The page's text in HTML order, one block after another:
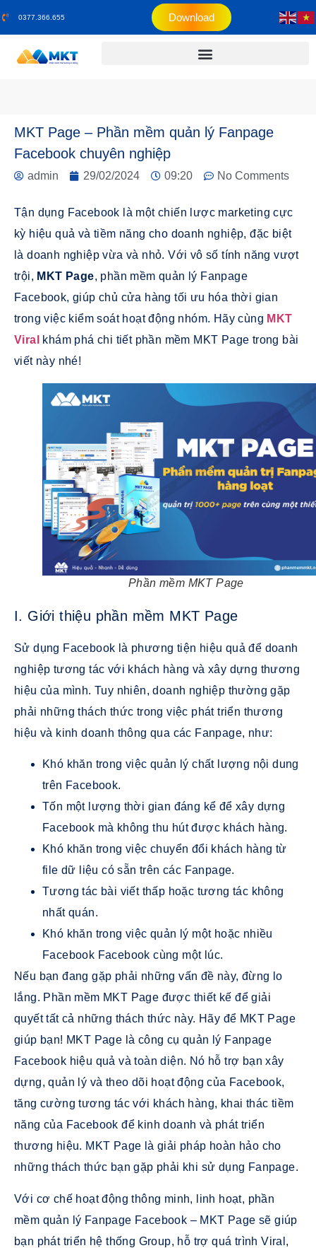
0377.366.655 Download
MKT Page – Phần mềm quản lý Fanpage
Facebook chuyên nghiệp
admin 29/02/2024 09:20 No Comments
Tận dụng Facebook là một chiến lược marketing cực
kỳ hiệu quả và tiềm năng cho doanh nghiệp, đặc biệt
là doanh nghiệp vừa và nhỏ. Với vô số tính năng vượt
trội, MKT Page, phần mềm quản lý Fanpage
Facebook, giúp chủ cửa hàng tối ưu hóa thời gian
trong việc kiểm soát hoạt động nhóm. Hãy cùng MKT
Viral khám phá chi tiết phần mềm MKT Page trong bài
viết này nhé!
Phần mềm MKT Page
I. Giới thiệu phần mềm MKT Page
Sử dụng Facebook là phương tiện hiệu quả để doanh
nghiệp tương tác với khách hàng và xây dựng thương
hiệu của mình. Tuy nhiên, doanh nghiệp thường gặp
phải những thách thức trong việc phát triển thương
hiệu và kinh doanh thông qua các Fanpage, như:
Khó khăn trong việc quản lý chất lượng nội dung
trên Facebook.
Tốn một lượng thời gian đáng kể để xây dựng
Facebook mà không thu hút được khách hàng.
Khó khăn trong việc chuyển đổi khách hàng từ
file dữ liệu có sẵn trên các Fanpage.
Tương tác bài viết thấp hoặc tương tác không
nhất quán.
Khó khăn trong việc quản lý một hoặc nhiều
Facebook Facebook cùng một lúc.
Nếu bạn đang gặp phải những vấn đề này, đừng lo
lắng. Phần mềm MKT Page được thiết kế để giải
quyết tất cả những thách thức này. Hãy để MKT Page
giúp bạn! MKT Page là công cụ quản lý Fanpage
Facebook hiệu quả và toàn diện. Nó hỗ trợ bạn xây
dựng, quản lý và theo dõi hoạt động của Facebook,
tăng cường tương tác với khách hàng, khai thác tiềm
năng của Facebook để kinh doanh và phát triển
thương hiệu. MKT Page là giải pháp hoàn hảo cho
những thách thức bạn gặp phải khi sử dụng Fanpage.
Với cơ chế hoạt động thông minh, linh hoạt, phần
mềm quản lý Fanpage Facebook – MKT Page sẽ giúp
bạn phát triển hệ thống Group, hỗ trợ quá trình Viral,